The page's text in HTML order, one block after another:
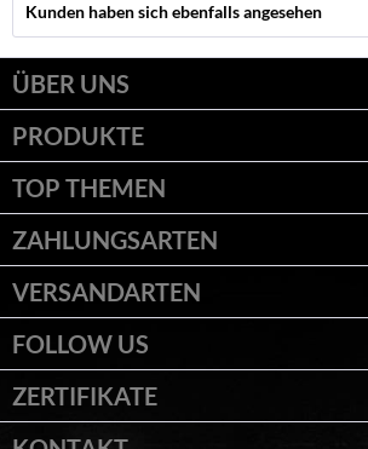
Kunden haben sich ebenfalls angesehen
ÜBER UNS
PRODUKTE
TOP THEMEN
ZAHLUNGSARTEN
VERSANDARTEN
FOLLOW US
ZERTIFIKATE